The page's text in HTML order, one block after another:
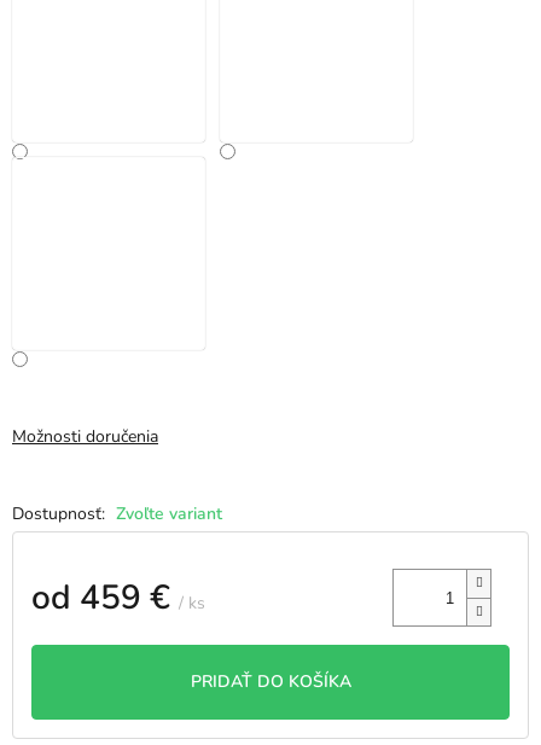
Zvoľte variant
Možnosti doručenia
od 459 € / ks
PRIDAŤ DO KOŠÍKA